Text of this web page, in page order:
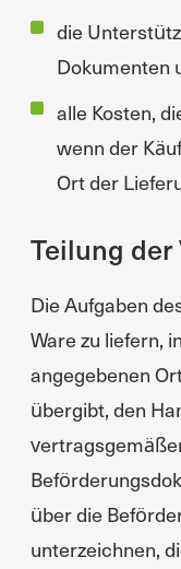
die
Dokumenten
alle Kosten,
wenn der
Ort der
Teilung
Die Aufgaben
Ware zu liefern,
angegebenen
übergibt, den
über die
unterzeichnen,